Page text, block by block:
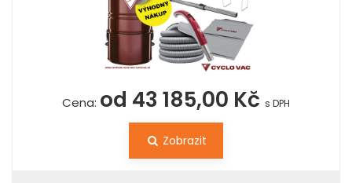
Cena: od 43 185,00 Kč s DPH
Zobrazit